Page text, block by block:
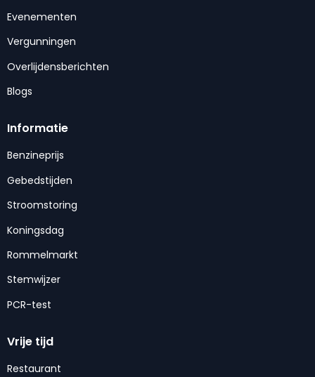
Evenementen
Vergunningen
Overlijdensberichten
Blogs
Informatie
Benzineprijs
Gebedstijden
Stroomstoring
Koningsdag
Rommelmarkt
Stemwijzer
PCR-test
Vrije tijd
Restaurant